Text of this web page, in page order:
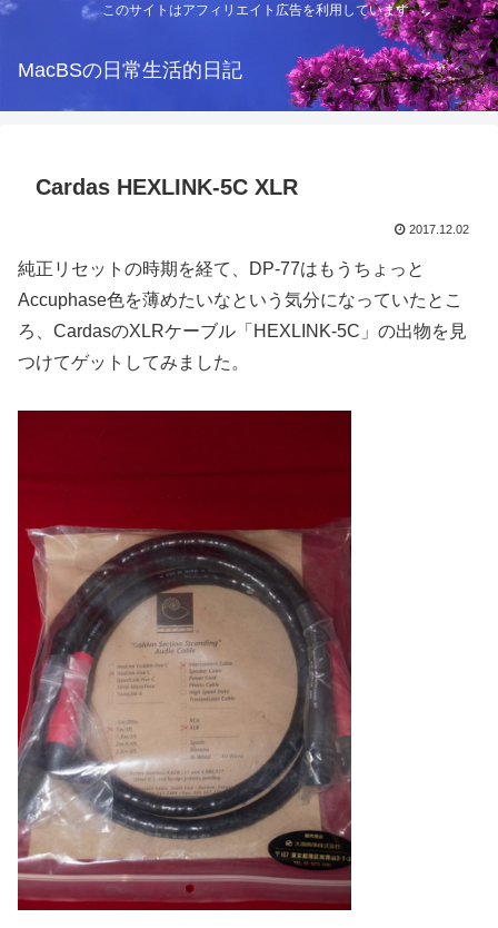
このサイトはアフィリエイト広告を利用しています
MacBSの日常生活的日記
Cardas HEXLINK-5C XLR
2017.12.02
純正リセットの時期を経て、DP-77はもうちょっと
Accuphase色を薄めたいなという気分になっていたとこ
ろ、CardasのXLRケーブル「HEXLINK-5C」の出物を見
つけてゲットしてみました。